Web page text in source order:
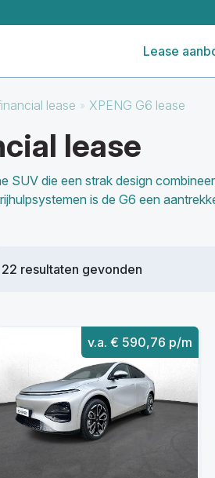
Lease
lease XPENG G6 lease
lease
SUV die een strak design
is de G6 een
22 resultaten gevonden
v.a. € 590,76 p/m